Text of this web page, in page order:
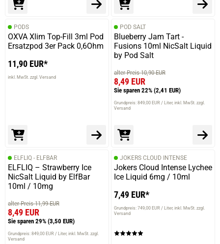
PODS
OXVA Xlim Top-Fill 3ml Pod
Ersatzpod 3er Pack 0,6Ohm
11,90 EUR*
inkl. MwSt. zzgl. Versand
POD SALT
Blueberry Jam Tart -
Fusions 10ml NicSalt Liquid
by Pod Salt
alter Preis 10,90 EUR
8,49 EUR
Sie sparen 22% (2,41 EUR)
Grundpreis: 849,00 EUR / Liter inkl. MwSt. zzgl.
Versand
ELFLIQ - ELFBAR
ELFLIQ – Strawberry Ice
NicSalt Liquid by ElfBar
10ml / 10mg
alter Preis 11,99 EUR
8,49 EUR
Sie sparen 29% (3,50 EUR)
Grundpreis: 849,00 EUR / Liter inkl. MwSt. zzgl.
Versand
JOKERS CLOUD INTENSE
Jokers Cloud Intense Lychee
Ice Liquid 6mg / 10ml
7,49 EUR*
Grundpreis: 749,00 EUR / Liter inkl. MwSt. zzgl.
Versand